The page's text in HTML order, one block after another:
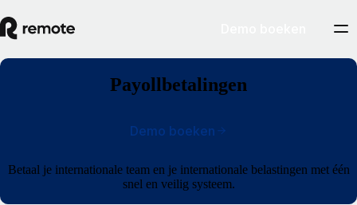
Payollbetalingen
Betaal je internationale team en je internationale belastingen met één
snel en veilig systeem.
Demo boeken